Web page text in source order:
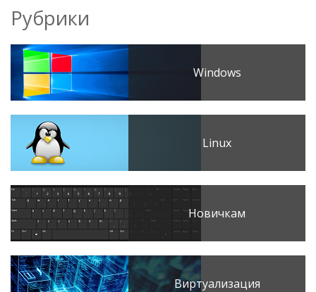
Рубрики
Windows
Linux
Новичкам
Виртуализация